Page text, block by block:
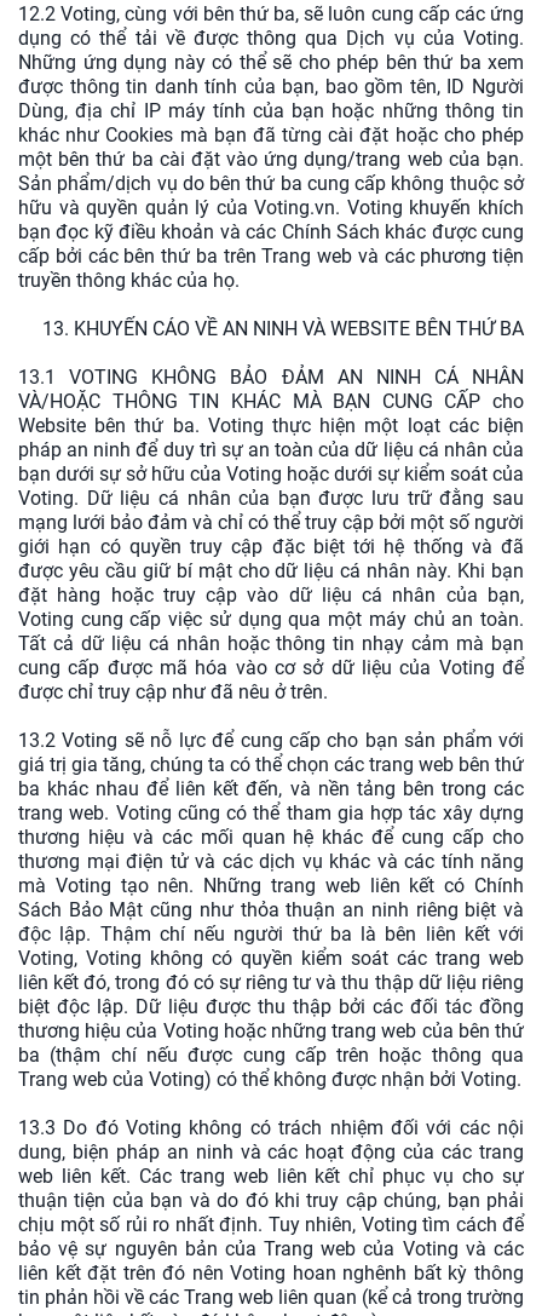
12.2 Voting, cùng với bên thứ ba, sẽ luôn cung cấp các ứng
dụng có thể tải về được thông qua Dịch vụ của Voting.
Những ứng dụng này có thể sẽ cho phép bên thứ ba xem
được thông tin danh tính của bạn, bao gồm tên, ID Người
Dùng, địa chỉ IP máy tính của bạn hoặc những thông tin
khác như Cookies mà bạn đã từng cài đặt hoặc cho phép
một bên thứ ba cài đặt vào ứng dụng/trang web của bạn.
Sản phẩm/dịch vụ do bên thứ ba cung cấp không thuộc sở
hữu và quyền quản lý của Voting.vn. Voting khuyến khích
bạn đọc kỹ điều khoản và các Chính Sách khác được cung
cấp bởi các bên thứ ba trên Trang web và các phương tiện
truyền thông khác của họ.
13. KHUYẾN CÁO VỀ AN NINH VÀ WEBSITE BÊN THỨ BA
13.1 VOTING KHÔNG BẢO ĐẢM AN NINH CÁ NHÂN
VÀ/HOẶC THÔNG TIN KHÁC MÀ BẠN CUNG CẤP cho
Website bên thứ ba. Voting thực hiện một loạt các biện
pháp an ninh để duy trì sự an toàn của dữ liệu cá nhân của
bạn dưới sự sở hữu của Voting hoặc dưới sự kiểm soát của
Voting. Dữ liệu cá nhân của bạn được lưu trữ đằng sau
mạng lưới bảo đảm và chỉ có thể truy cập bởi một số người
giới hạn có quyền truy cập đặc biệt tới hệ thống và đã
được yêu cầu giữ bí mật cho dữ liệu cá nhân này. Khi bạn
đặt hàng hoặc truy cập vào dữ liệu cá nhân của bạn,
Voting cung cấp việc sử dụng qua một máy chủ an toàn.
Tất cả dữ liệu cá nhân hoặc thông tin nhạy cảm mà bạn
cung cấp được mã hóa vào cơ sở dữ liệu của Voting để
được chỉ truy cập như đã nêu ở trên.
13.2 Voting sẽ nỗ lực để cung cấp cho bạn sản phẩm với
giá trị gia tăng, chúng ta có thể chọn các trang web bên thứ
ba khác nhau để liên kết đến, và nền tảng bên trong các
trang web. Voting cũng có thể tham gia hợp tác xây dựng
thương hiệu và các mối quan hệ khác để cung cấp cho
thương mại điện tử và các dịch vụ khác và các tính năng
mà Voting tạo nên. Những trang web liên kết có Chính
Sách Bảo Mật cũng như thỏa thuận an ninh riêng biệt và
độc lập. Thậm chí nếu người thứ ba là bên liên kết với
Voting, Voting không có quyền kiểm soát các trang web
liên kết đó, trong đó có sự riêng tư và thu thập dữ liệu riêng
biệt độc lập. Dữ liệu được thu thập bởi các đối tác đồng
thương hiệu của Voting hoặc những trang web của bên thứ
ba (thậm chí nếu được cung cấp trên hoặc thông qua
Trang web của Voting) có thể không được nhận bởi Voting.
13.3 Do đó Voting không có trách nhiệm đối với các nội
dung, biện pháp an ninh và các hoạt động của các trang
web liên kết. Các trang web liên kết chỉ phục vụ cho sự
thuận tiện của bạn và do đó khi truy cập chúng, bạn phải
chịu một số rủi ro nhất định. Tuy nhiên, Voting tìm cách để
bảo vệ sự nguyên bản của Trang web của Voting và các
liên kết đặt trên đó nên Voting hoan nghênh bất kỳ thông
tin phản hồi về các Trang web liên quan (kể cả trong trường